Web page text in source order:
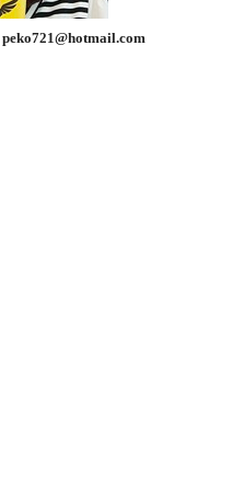
peko721@hotmail.com